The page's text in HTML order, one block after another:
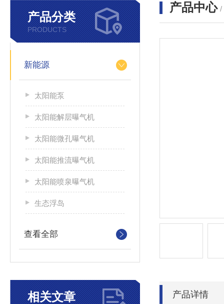
产品分类
PRODUCTS
新能源
太阳能泵
太阳能解层曝气机
太阳能微孔曝气机
太阳能推流曝气机
太阳能喷泉曝气机
生态浮岛
查看全部
相关文章
产品中心 /
产品详情